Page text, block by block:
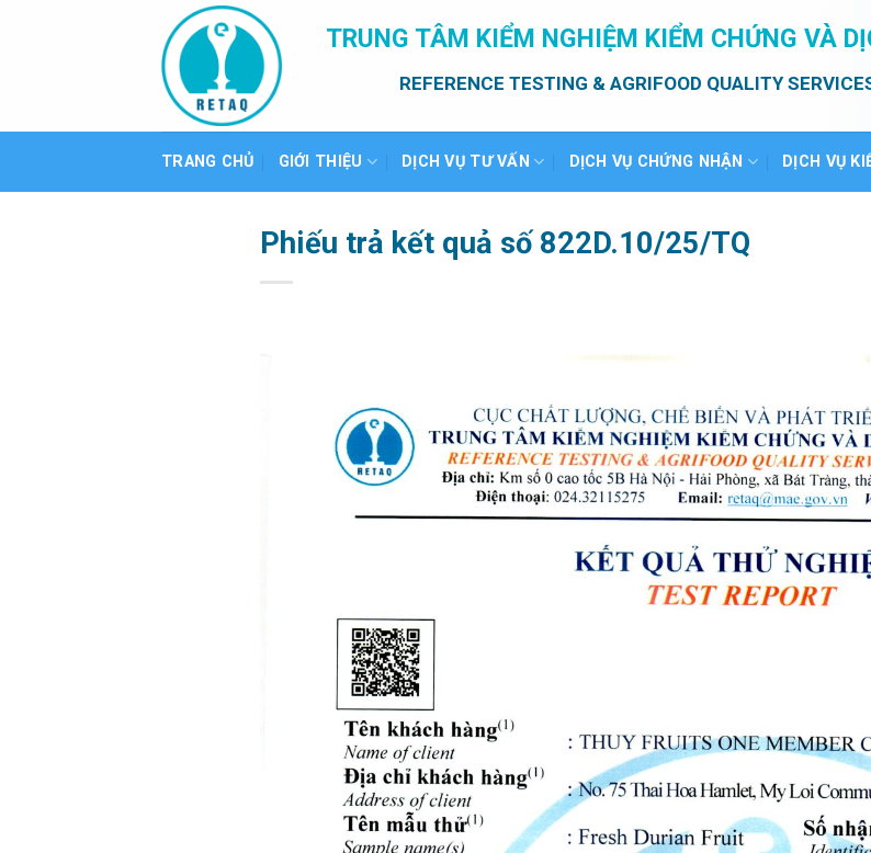
TRUNG TÂM KIỂM NGHIỆM KIỂM CHỨNG VÀ
REFERENCE TESTING & AGRIFOOD QUALITY
TRANG CHỦ GIỚI THIỆU DỊCH VỤ TƯ VẤN DỊCH VỤ CHỨNG NHẬN DỊCH VỤ
Phiếu trả kết quả số 822D.10/25/TQ